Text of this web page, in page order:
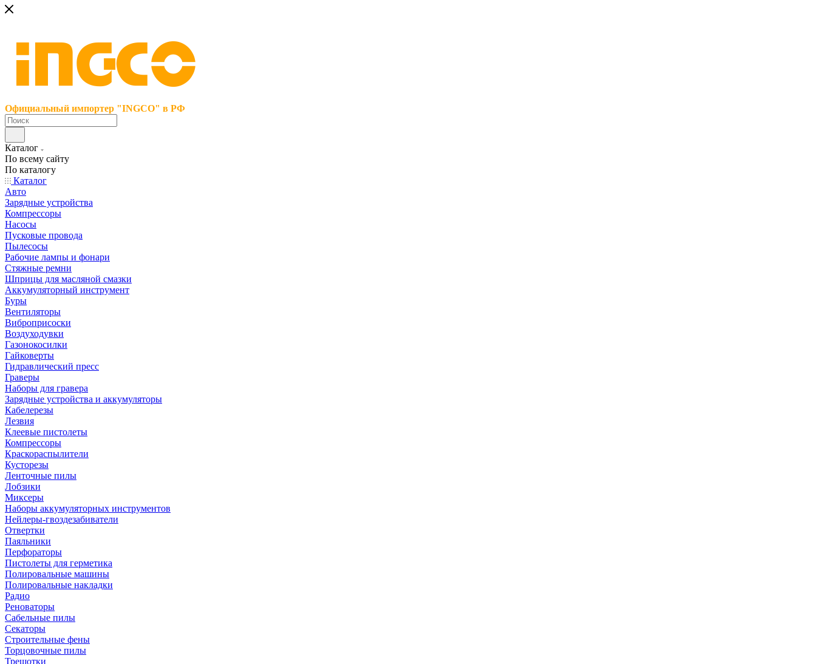
Официальный импортер "INGCO" в РФ
Каталог
По всему сайту
По каталогу
Каталог
Авто
Зарядные устройства
Компрессоры
Насосы
Пусковые провода
Пылесосы
Рабочие лампы и фонари
Стяжные ремни
Шприцы для масляной смазки
Аккумуляторный инструмент
Буры
Вентиляторы
Виброприсоски
Воздуходувки
Газонокосилки
Гайковерты
Гидравлический пресс
Граверы
Наборы для гравера
Зарядные устройства и аккумуляторы
Кабелерезы
Лезвия
Клеевые пистолеты
Компрессоры
Краскораспылители
Кусторезы
Ленточные пилы
Лобзики
Миксеры
Наборы аккумуляторных инструментов
Нейлеры-гвоздезабиватели
Отвертки
Паяльники
Перфораторы
Пистолеты для герметика
Полировальные машины
Полировальные накладки
Радио
Реноваторы
Сабельные пилы
Секаторы
Строительные фены
Торцовочные пилы
Трещотки